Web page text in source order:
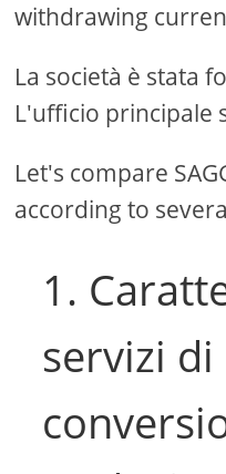
withdrawing
La società è stata
L'ufficio principale
Let's compare
according to
1.
servizi di